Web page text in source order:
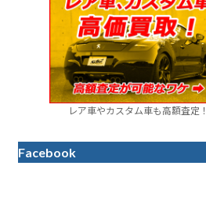
レア車やカスタム車も高額査定！
Facebook